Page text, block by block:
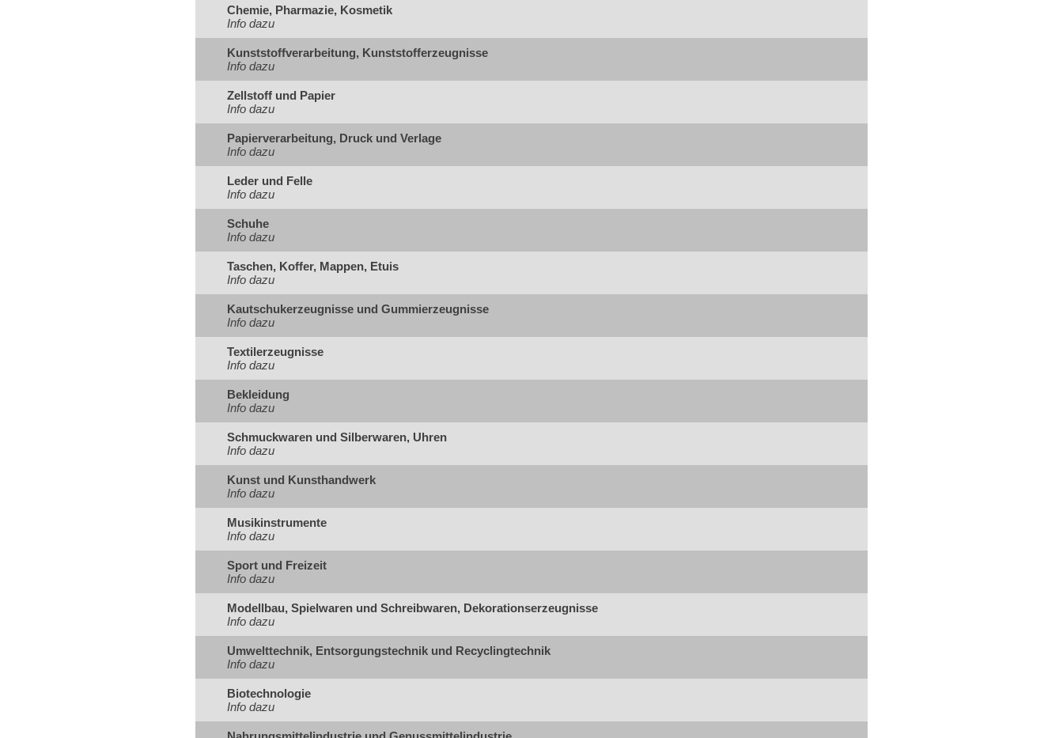
Chemie, Pharmazie, Kosmetik
Info dazu
Kunststoffverarbeitung, Kunststofferzeugnisse
Info dazu
Zellstoff und Papier
Info dazu
Papierverarbeitung, Druck und Verlage
Info dazu
Leder und Felle
Info dazu
Schuhe
Info dazu
Taschen, Koffer, Mappen, Etuis
Info dazu
Kautschukerzeugnisse und Gummierzeugnisse
Info dazu
Textilerzeugnisse
Info dazu
Bekleidung
Info dazu
Schmuckwaren und Silberwaren, Uhren
Info dazu
Kunst und Kunsthandwerk
Info dazu
Musikinstrumente
Info dazu
Sport und Freizeit
Info dazu
Modellbau, Spielwaren und Schreibwaren, Dekorationserzeugnisse
Info dazu
Umwelttechnik, Entsorgungstechnik und Recyclingtechnik
Info dazu
Biotechnologie
Info dazu